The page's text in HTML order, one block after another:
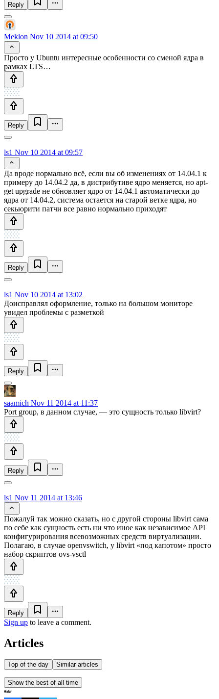
Reply
Meklon Nov 10 2014 at 09:50
Просто у Ubuntu интересные особенности со сменой ядра в
рамках LTS…
Reply
ls1 Nov 10 2014 at 09:57
Да вроде нормально всё, если вы об изменениях от 14.04.1 к
примеру до 14.04.2 да, в дистрибутиве ядро меняется, но apt-
get upgrade не обновляет ядро от 14.04.1 автоматически до
ядра от 14.04.2, система остается на старой ветке ядра, но
секьюрити патчи все равно нормально приходят
Reply
ls1 Nov 10 2014 at 13:02
Доисправлял оформление, только на большом мониторе
увидел проблемы с разметкой
Reply
saamich Nov 11 2014 at 11:37
Port group, в данном случае, — это сущность только libvirt?
Reply
ls1 Nov 11 2014 at 13:46
Пожалуй так можно сказать, но с другой стороны libvirt сама
по себе как сущность есть ни что иное как независимое API
конфигурирования всевозможных средств виртуализации.
Полагаю, в случае openvswitch, у libvirt «под капотом» просто
набор скриптов ovs-vsctl
Reply
Sign up to leave a comment.
Articles
Top of the day Similar articles
Show the best of all time